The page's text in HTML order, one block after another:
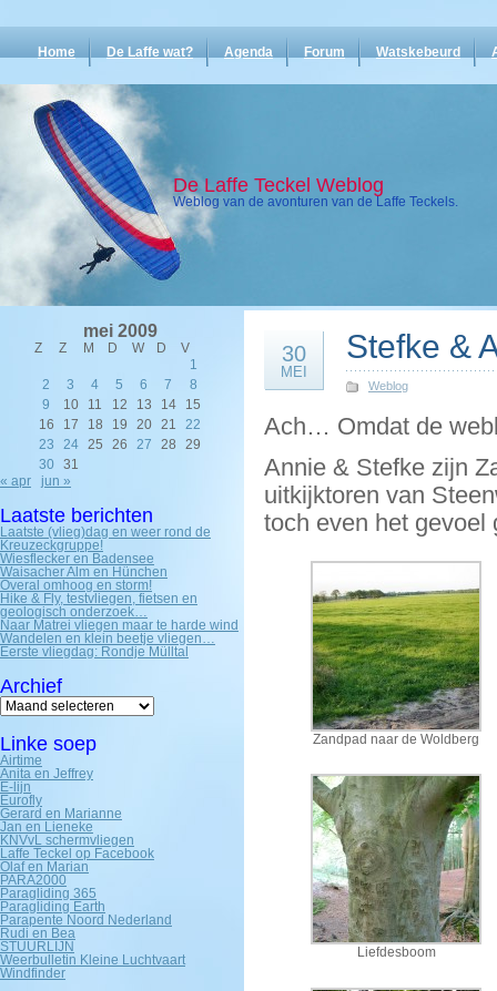
Home De Laffe wat? Agenda Forum Watskebeurd
De Laffe Teckel Weblog
Weblog van de avonturen van de Laffe Teckels.
mei 2009
Z Z M D W D
V
1
2
3 4 5 6 7
8
9
10 11 12 13 14
15
16
17 18 19 20 21
22
23
24 25 26 27 28
29
30
31
« apr
jun »
Laatste berichten
Laatste (vlieg)dag en weer rond de
Kreuzeckgruppe!
Wiesflecker en Badensee
Waisacher Alm en Hünchen
Overal omhoog en storm!
Hike & Fly, testvliegen, fietsen en
geologisch onderzoek…
Naar Matrei vliegen maar te harde wind
Wandelen en klein beetje vliegen…
Eerste vliegdag: Rondje Mülltal
Archief
Archief
Linke soep
Airtime
Anita en Jeffrey
E-lijn
Eurofly
Gerard en Marianne
Jan en Lieneke
KNVvL schermvliegen
Laffe Teckel op Facebook
Olaf en Marian
PARA2000
Paragliding 365
Paragliding Earth
Parapente Noord Nederland
Rudi en Bea
STUURLIJN
Weerbulletin Kleine Luchtvaart
Windfinder
30
MEI
Stefke &
Weblog
Ach… Omdat de
Annie & Stefke zijn
uitkijktoren van
toch even het
Zandpad naar de Woldberg
Liefdesboom